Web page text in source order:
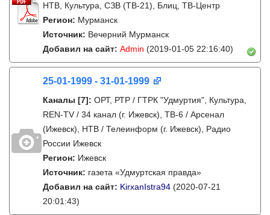
НТВ, Культура, СЗВ (ТВ-21), Блиц, ТВ-Центр
Регион: Мурманск
Источник: Вечерний Мурманск
Добавил на сайт: Admin (2019-01-05 22:16:40)
25-01-1999 - 31-01-1999
Каналы [7]: ОРТ, РТР / ГТРК "Удмуртия", Культура,
REN-TV / 34 канал (г. Ижевск), ТВ-6 / Арсенал
(Ижевск), НТВ / Телеинформ (г. Ижевск), Радио
России Ижевск
Регион: Ижевск
Источник: газета «Удмуртская правда»
Добавил на сайт: KirxanIstra94 (2020-07-21
20:01:43)